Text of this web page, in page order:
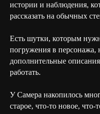
истории и наблюдения,
рассказать на обычных
Есть шутки, которым
погружения в персонажа,
дополнительные
работать.
У Самера накопилось
старое, что-то новое,
ИНН 2465370336
чт-вс, 16:00 -
+7 (985)
ООО «КАМЕДИ ХОЛЛ